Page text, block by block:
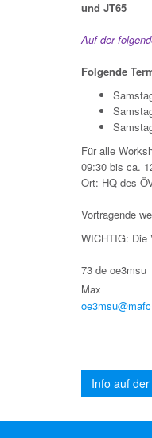
und JT65
Auf der
Folgende
Für alle
09:30 bis ca.
Ort: HQ des
Vortragende
WICHTIG: Die
73 de oe3msu
Max
Info auf